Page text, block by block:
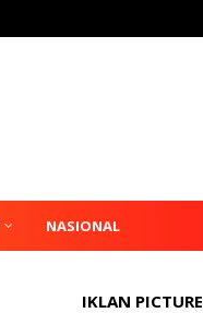
NASIONAL
IKLAN PICTURE